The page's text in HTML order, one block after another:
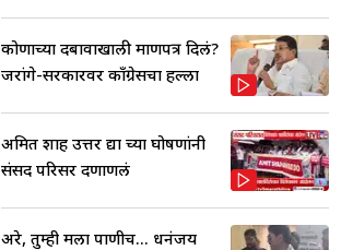
कोणाच्या दबावाखाली प्रमाणपत्र दिलं?
जरांगे-सरकारवर काँग्रेसचा हल्ला
अमित शाह उत्तर द्या च्या घोषणांनी
संसद परिसर दणाणलं
अरे, तुम्ही मला पाणीच... धनंजय